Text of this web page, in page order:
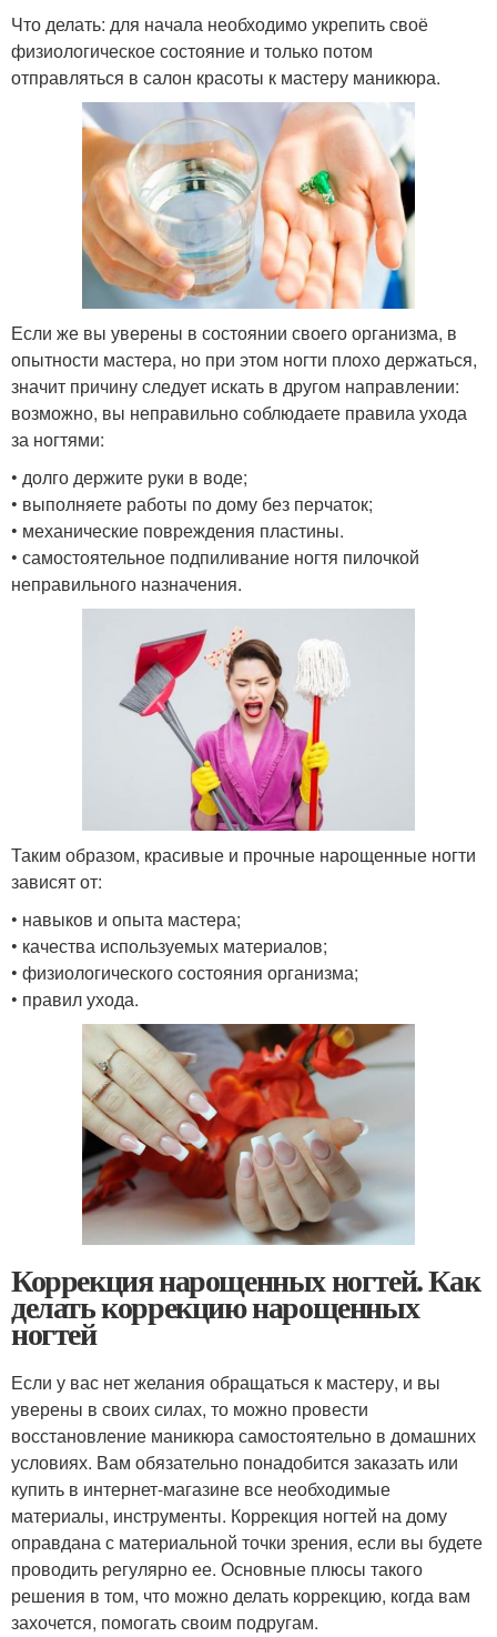
Что делать: для начала необходимо укрепить своё
физиологическое состояние и только потом
отправляться в салон красоты к мастеру маникюра.
Если же вы уверены в состоянии своего организма, в
опытности мастера, но при этом ногти плохо держаться,
значит причину следует искать в другом направлении:
возможно, вы неправильно соблюдаете правила ухода
за ногтями:
• долго держите руки в воде;
• выполняете работы по дому без перчаток;
• механические повреждения пластины.
• самостоятельное подпиливание ногтя пилочкой
неправильного назначения.
Таким образом, красивые и прочные нарощенные ногти
зависят от:
• навыков и опыта мастера;
• качества используемых материалов;
• физиологического состояния организма;
• правил ухода.
Коррекция нарощенных ногтей. Как
делать коррекцию нарощенных
ногтей
Если у вас нет желания обращаться к мастеру, и вы
уверены в своих силах, то можно провести
восстановление маникюра самостоятельно в домашних
условиях. Вам обязательно понадобится заказать или
купить в интернет-магазине все необходимые
материалы, инструменты. Коррекция ногтей на дому
оправдана с материальной точки зрения, если вы будете
проводить регулярно ее. Основные плюсы такого
решения в том, что можно делать коррекцию, когда вам
захочется, помогать своим подругам.